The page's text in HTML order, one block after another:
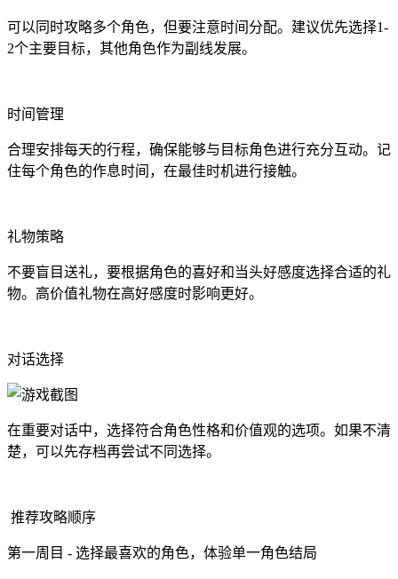
可以同时攻略多个角色，但要注意时间分配。建议优先选择1-
2个主要目标，其他角色作为副线发展。
时间管理
合理安排每天的行程，确保能够与目标角色进行充分互动。记
住每个角色的作息时间，在最佳时机进行接触。
礼物策略
不要盲目送礼，要根据角色的喜好和当头好感度选择合适的礼
物。高价值礼物在高好感度时影响更好。
对话选择
在重要对话中，选择符合角色性格和价值观的选项。如果不清
楚，可以先存档再尝试不同选择。
推荐攻略顺序
第一周目 - 选择最喜欢的角色，体验单一角色结局